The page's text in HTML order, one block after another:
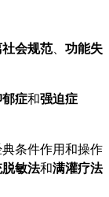
会规范、 功能失
症和强迫症
典条件作用和操作
敏法和满灌疗法